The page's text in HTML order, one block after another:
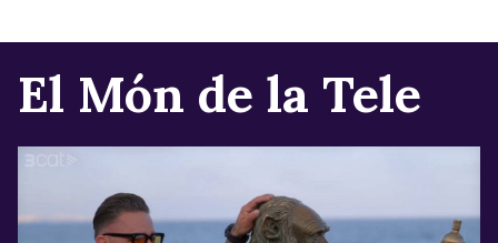
El Món de la Tele